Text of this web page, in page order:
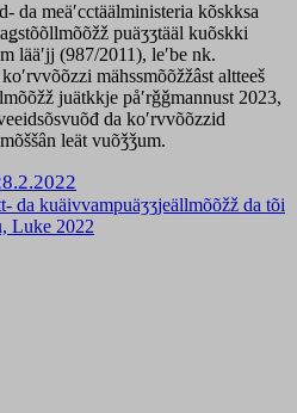
da meäʹcctäälministeria kõskksa
puäʒʒtääl kuõskki
lääʹjj (987/2011), leʹbe nk.
mähssmõõžžâst altteeš
juätkkje påʹrǧǧmannust 2023,
da koʹrvvõõzzid
leät vuõǯǯum.
da kuäivvampuäʒʒjeällmõõžž da tõi
Luke 2022